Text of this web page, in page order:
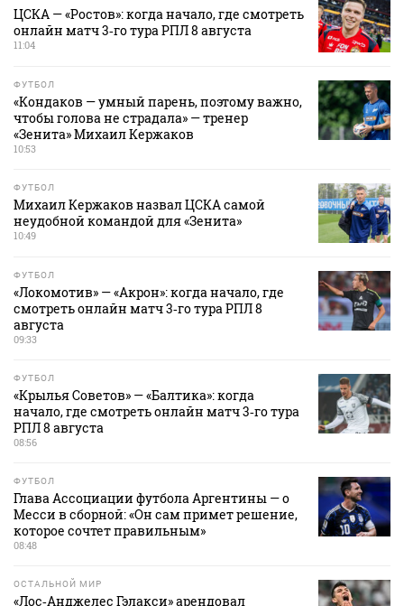
ЦСКА — «Ростов»: когда начало, где смотреть
онлайн матч 3‑го тура РПЛ 8 августа
11:04
ФУТБОЛ
«Кондаков — умный парень, поэтому важно,
чтобы голова не страдала» — тренер
«Зенита» Михаил Кержаков
10:53
ФУТБОЛ
Михаил Кержаков назвал ЦСКА самой
неудобной командой для «Зенита»
10:49
ФУТБОЛ
«Локомотив» — «Акрон»: когда начало, где
смотреть онлайн матч 3‑го тура РПЛ 8
августа
09:33
ФУТБОЛ
«Крылья Советов» — «Балтика»: когда
начало, где смотреть онлайн матч 3‑го тура
РПЛ 8 августа
08:56
ФУТБОЛ
Глава Ассоциации футбола Аргентины — о
Месси в сборной: «Он сам примет решение,
которое сочтет правильным»
08:48
ОСТАЛЬНОЙ МИР
«Лос‑Анджелес Гэлакси» арендовал